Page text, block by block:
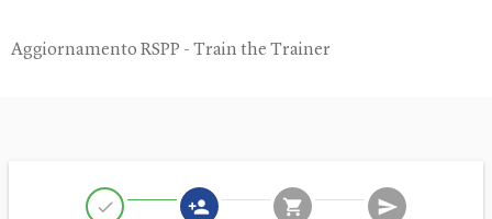
Aggiornamento RSPP - Train the Trainer
check person_add shopping_cart send